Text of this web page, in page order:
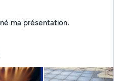
Je n'ai pas encore renseigné ma présentation.